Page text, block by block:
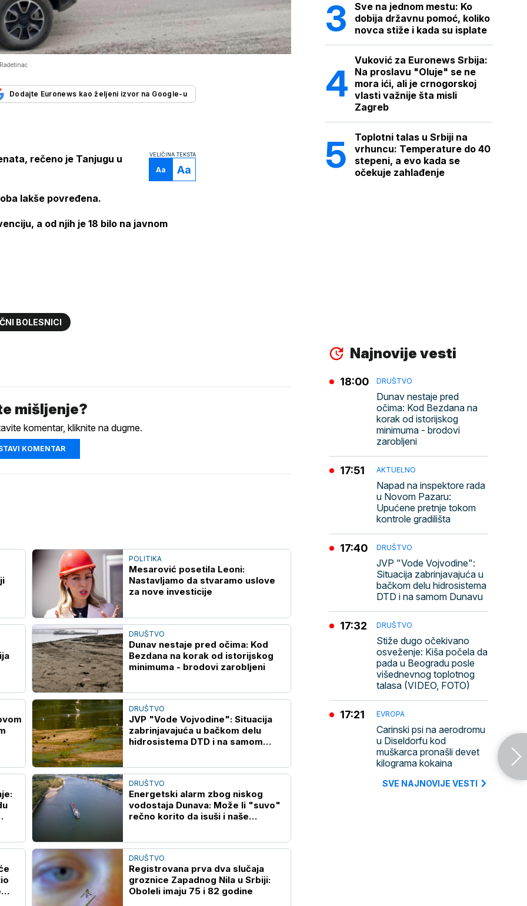
Dodajte Euronews kao željeni izvor na Google-u
VELIČINA TEKSTA
Aa Aa
rečeno je Tanjugu u
lakše povređena.
a od njih je 18 bilo na javnom
BOLESNICI
mišljenje?
komentar, kliknite na dugme.
KOMENTAR
POLITIKA
Mesarović posetila Leoni:
Nastavljamo da stvaramo uslove
za nove investicije
DRUŠTVO
Dunav nestaje pred očima: Kod
Bezdana na korak od istorijskog
minimuma - brodovi zarobljeni
DRUŠTVO
JVP "Vode Vojvodine": Situacija
zabrinjavajuća u bačkom delu
hidrosistema DTD i na samom
DRUŠTVO
Energetski alarm zbog niskog
vodostaja Dunava: Može li "suvo"
rečno korito da isuši i naše
DRUŠTVO
Registrovana prva dva slučaja
groznice Zapadnog Nila u Srbiji:
Oboleli imaju 75 i 82 godine
Sve na jednom mestu: Ko
dobija državnu pomoć, koliko
novca stiže i kada su isplate
Vuković za Euronews Srbija:
Na proslavu "Oluje" se ne
mora ići, ali je crnogorskoj
vlasti važnije šta misli
Zagreb
Toplotni talas u Srbiji na
vrhuncu: Temperature do 40
stepeni, a evo kada se
očekuje zahlađenje
Najnovije vesti
DRUŠTVO
Dunav nestaje pred
očima: Kod Bezdana na
korak od istorijskog
minimuma - brodovi
zarobljeni
18:00
AKTUELNO
Napad na inspektore rada
u Novom Pazaru:
Upućene pretnje tokom
kontrole gradilišta
17:51
DRUŠTVO
JVP "Vode Vojvodine":
Situacija zabrinjavajuća u
bačkom delu hidrosistema
DTD i na samom Dunavu
17:40
DRUŠTVO
Stiže dugo očekivano
osveženje: Kiša počela da
pada u Beogradu posle
višednevnog toplotnog
talasa (VIDEO, FOTO)
17:32
EVROPA
Carinski psi na aerodromu
u Diseldorfu kod
muškarca pronašli devet
kilograma kokaina
17:21
SVE NAJNOVIJE VESTI